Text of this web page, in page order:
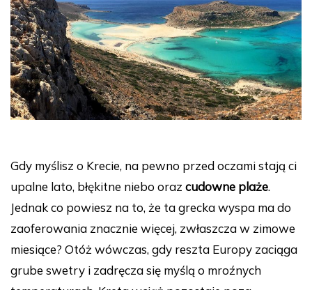
Gdy myślisz o Krecie, na pewno przed oczami stają ci
upalne lato, błękitne niebo oraz cudowne plaże.
Jednak co powiesz na to, że ta grecka wyspa ma do
zaoferowania znacznie więcej, zwłaszcza w zimowe
miesiące? Otóż wówczas, gdy reszta Europy zaciąga
grube swetry i zadręcza się myślą o mroźnych